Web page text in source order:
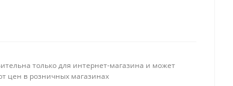
только для интернет-магазина и может
цен в розничных магазинах